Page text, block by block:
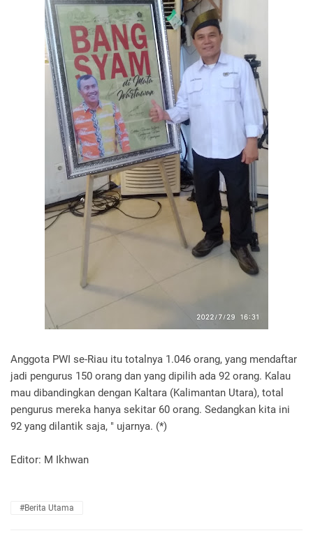
Anggota PWI se-Riau itu totalnya 1.046 orang, yang mendaftar
jadi pengurus 150 orang dan yang dipilih ada 92 orang. Kalau
mau dibandingkan dengan Kaltara (Kalimantan Utara), total
pengurus mereka hanya sekitar 60 orang. Sedangkan kita ini
92 yang dilantik saja, " ujarnya. (*)
Editor: M Ikhwan
#Berita Utama